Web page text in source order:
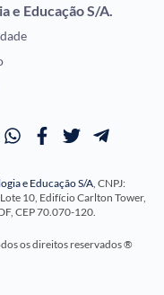
OAB
OAB
OAB
de Ordem
e Educação S/A.
e Educação S/A , CNPJ:
10, Edifício Carlton Tower,
CEP 70.070-120.
os direitos reservados ®